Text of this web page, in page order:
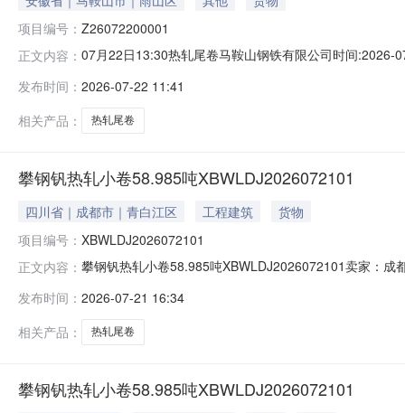
项目编号： Z26072200001
正文内容： 07月22日13:30热轧尾卷马鞍山钢铁有限公司时间
保证金：￥500.00元交易保证金：￥500.00元竞价保
发布时间： 2026-07-22 11:41
相关产品：
热轧尾卷
攀钢钒热轧小卷58.985吨XBWLDJ2026072101
四川省｜成都市｜青白江区 工程建筑
货物
项目编号： XBWLDJ2026072101
正文内容： 攀钢钒热轧小卷58.985吨XBWLDJ2026072101卖家：
钢钒1/2.275轧烂(因非计划产品的特殊性，可能存在与
发布时间： 2026-07-21 16:34
相关产品：
热轧尾卷
攀钢钒热轧小卷58.985吨XBWLDJ2026072101